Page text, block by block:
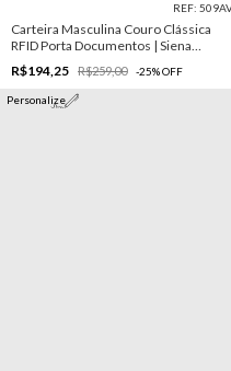
REF:
Carteira Masculina Couro Clássica
RFID Porta Documentos | Siena
Marrom
R$194,25 R$259,00 -25%OFF
Personalize